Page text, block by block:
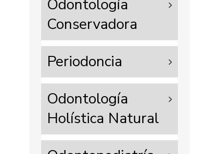
Odontología
Conservadora
Periodoncia
Odontología
Holística Natural